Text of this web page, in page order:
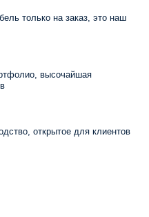
только на заказ, это наш
высочайшая
открытое для клиентов